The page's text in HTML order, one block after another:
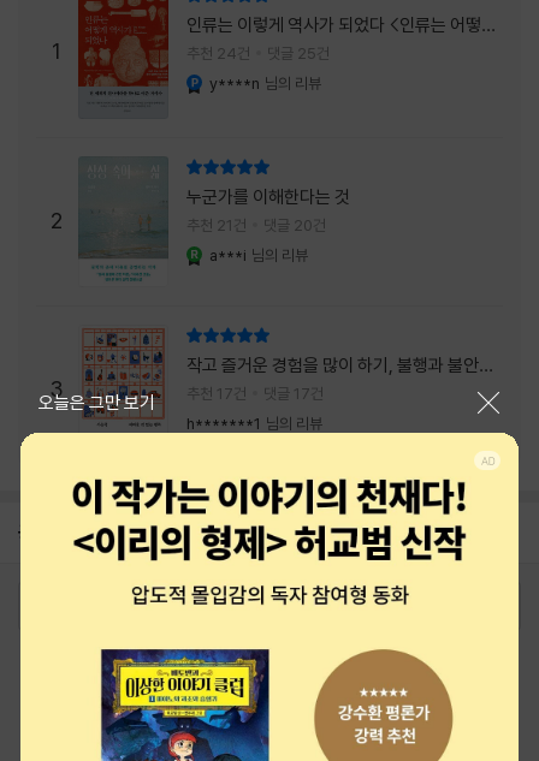
하고 있는 하치. 히토미 클린이라는 청소업체
직원으로 일하는 그녀가 바라는 것은 그저 고요
한
1
인류는 이렇게 역사가 되었다 <인류는 어떻게
역사가 되었나>
추천 24건 댓글 25건
y****n 님의 리뷰
2
누군가를 이해한다는 것
추천 21건 댓글 20건
a***i 님의 리뷰
3
작고 즐거운 경험을 많이 하기, 불행과 불안을
회피하지 말기, 그리고 좋은 사람을 많이 만나
기.
추천 17건
댓글 17건
h*******1 님의 리뷰
공지 26년 NBCI 수상 안내
2026-08-01
오늘은 그만 보기
최근 본 상품 주문/배송
고객센터 1544-3800 티켓 1544-6399
중고샵 1566-4295
eBook 1:1문의/채팅상담
예스이십사(주) 사업자 정보
이용약관
개인정보처리방침 청소년보호정책